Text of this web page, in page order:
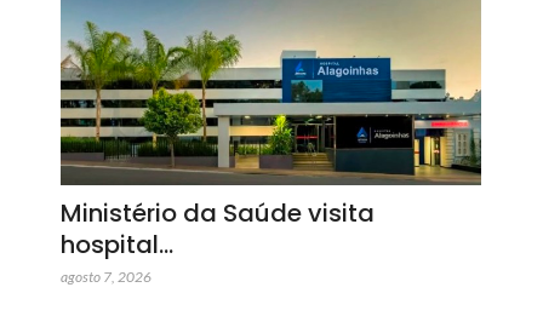
Ministério da Saúde visita
hospital…
agosto 7, 2026